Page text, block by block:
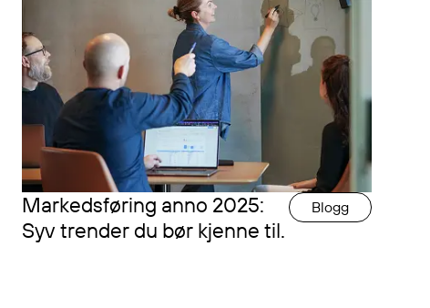
Markedsføring anno 2025:
Syv trender du bør kjenne til.
Blogg